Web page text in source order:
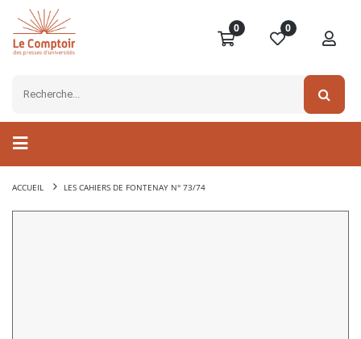
0 0
ACCUEIL LES CAHIERS DE FONTENAY N° 73/74